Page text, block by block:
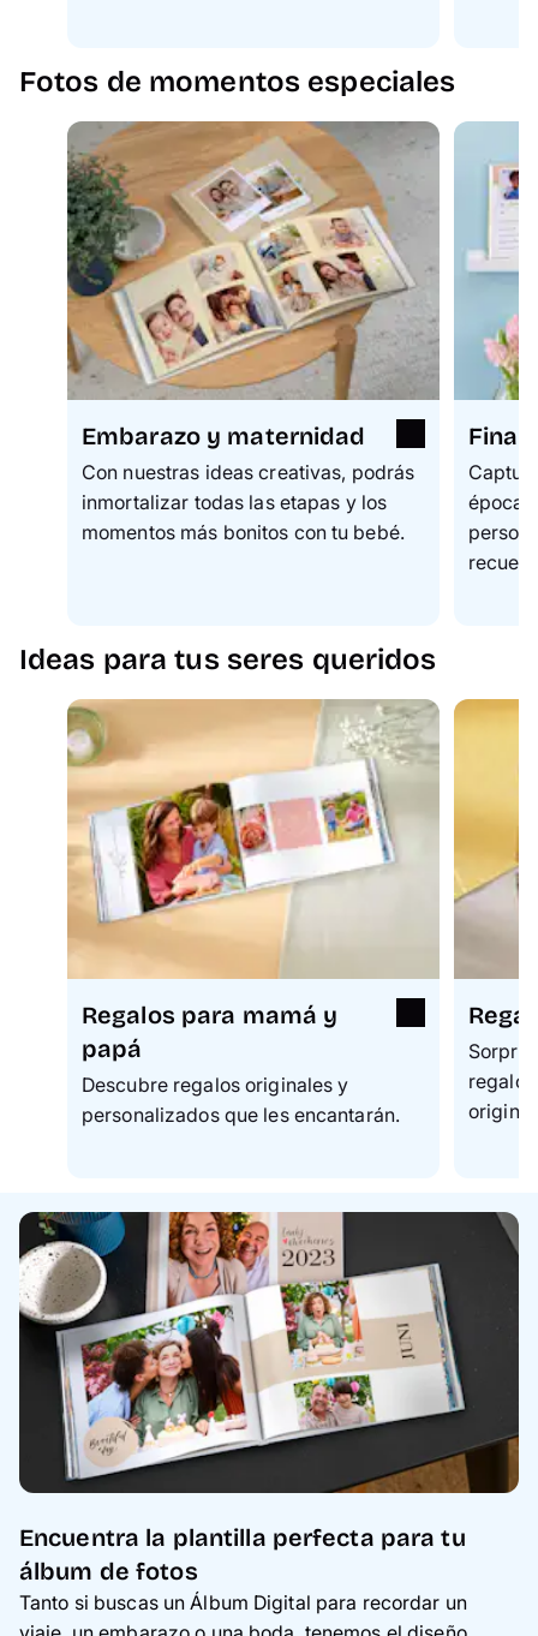
Fotos de momentos especiales
Embarazo y maternidad
Con nuestras ideas creativas, podrás
inmortalizar todas las etapas y los
momentos más bonitos con tu bebé.
Final
época
Ideas para tus seres queridos
Regalos para mamá y
papá
Descubre regalos originales y
personalizados que les encantarán.
regalo
Encuentra la plantilla perfecta para tu
álbum de fotos
Tanto si buscas un Álbum Digital para recordar un